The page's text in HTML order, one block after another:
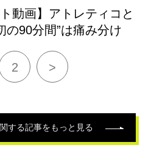
ト動画】アトレティコと
の90分間”は痛み分け
2 >
する記事をもっと見る